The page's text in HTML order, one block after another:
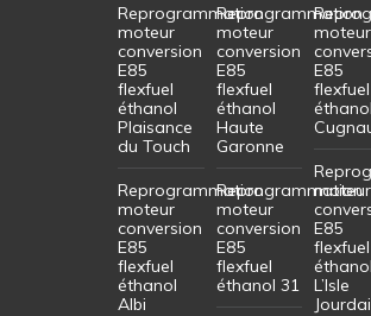
Reprogrammation
moteur
conversion
E85
flexfuel
éthanol
Plaisance
du Touch
Reprogrammation
moteur
conversion
E85
flexfuel
éthanol
Albi
Reprogrammation
moteur
conversion
E85
flexfuel
éthanol
Haute
Garonne
Reprogrammation
moteur
conversion
E85
flexfuel
éthanol 31
moteur
E85
flexfuel
éthanol
moteur
E85
flexfuel
éthanol
L’Isle